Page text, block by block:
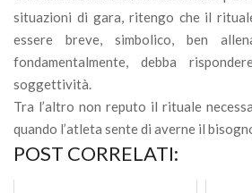
situazioni di gara, ritengo che il
essere breve, simbolico, ben
fondamentalmente, debba
soggettività.
Tra l’altro non reputo il rituale
quando l’atleta sente di averne il
POST CORRELATI: